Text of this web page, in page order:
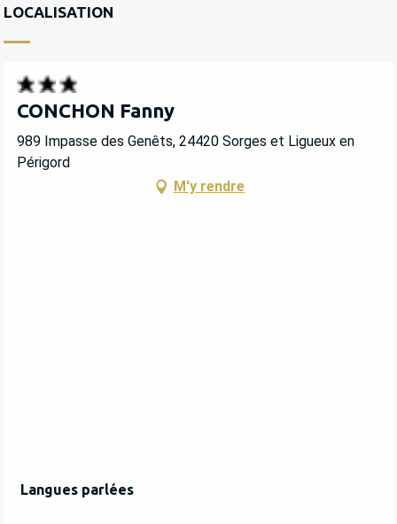
LOCALISATION
CONCHON Fanny
989 Impasse des Genêts, 24420 Sorges et Ligueux en
Périgord
M'y rendre
Langues parlées
Langues parlées